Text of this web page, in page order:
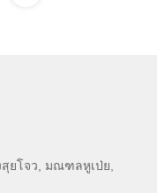
ยโจว, มณฑลหูเป่ย,